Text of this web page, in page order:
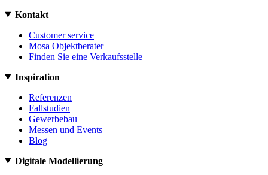
Kontakt
Customer service
Mosa Objektberater
Finden Sie eine Verkaufsstelle
Inspiration
Referenzen
Fallstudien
Gewerbebau
Messen und Events
Blog
Digitale Modellierung